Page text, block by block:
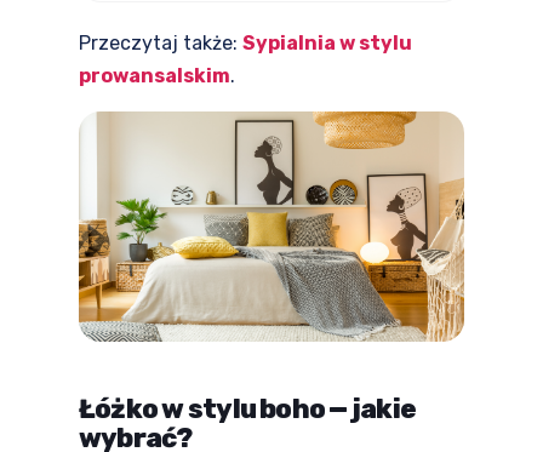
Przeczytaj także: Sypialnia w stylu
prowansalskim.
Łóżko w stylu boho — jakie
wybrać?